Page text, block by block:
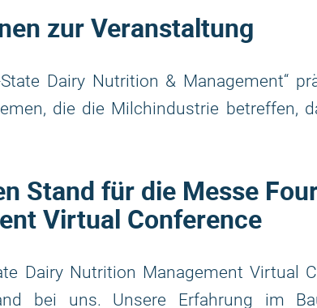
zur Veranstaltung
Dairy Nutrition & Management“
die die Milchindustrie betreffen,
Stand für die Messe
Virtual Conference
Dairy Nutrition Management Virtual
bei uns. Unsere Erfahrung im